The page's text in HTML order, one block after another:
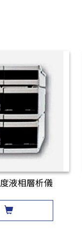
液相層析儀